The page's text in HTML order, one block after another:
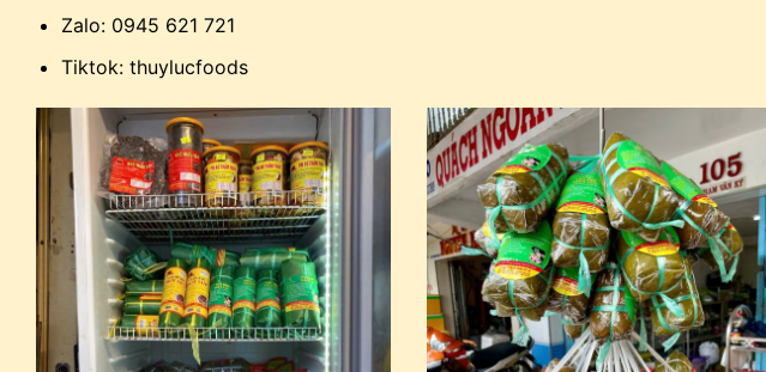
Zalo: 0945 621 721
Tiktok: thuylucfoods